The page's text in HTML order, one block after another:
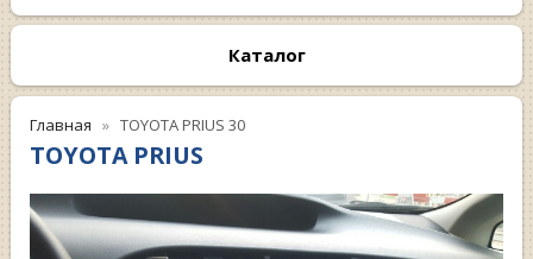
Каталог
Главная TOYOTA PRIUS 30
TOYOTA PRIUS